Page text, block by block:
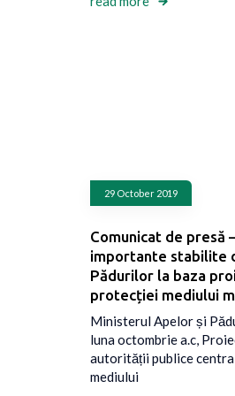
29 October 2019
Comunicat de presă
importante stabilite
Pădurilor la baza
protecției mediului
Ministerul Apelor și
luna octombrie a.c,
autorității publice
mediului